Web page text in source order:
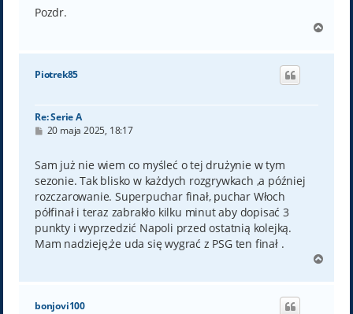
Pozdr.
g
Piotrek85
Re: Serie A
P
t
20 maja 2025, 18:17
Sam już nie wiem co myśleć o tej drużynie w tym
sezonie. Tak blisko w każdych rozgrywkach ,a później
rozczarowanie. Superpuchar finał, puchar Włoch
półfinał i teraz zabrakło kilku minut aby dopisać 3
punkty i wyprzedzić Napoli przed ostatnią kolejką.
Mam nadzieję,że uda się wygrać z PSG ten finał .
g
bonjovi100